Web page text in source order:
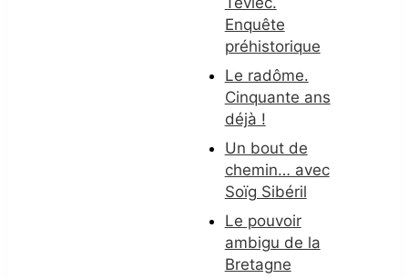
Enquête
préhistorique
Le radôme.
Cinquante ans
déjà !
Un bout de
chemin… avec
Soïg Sibéril
Le pouvoir
ambigu de la
Bretagne